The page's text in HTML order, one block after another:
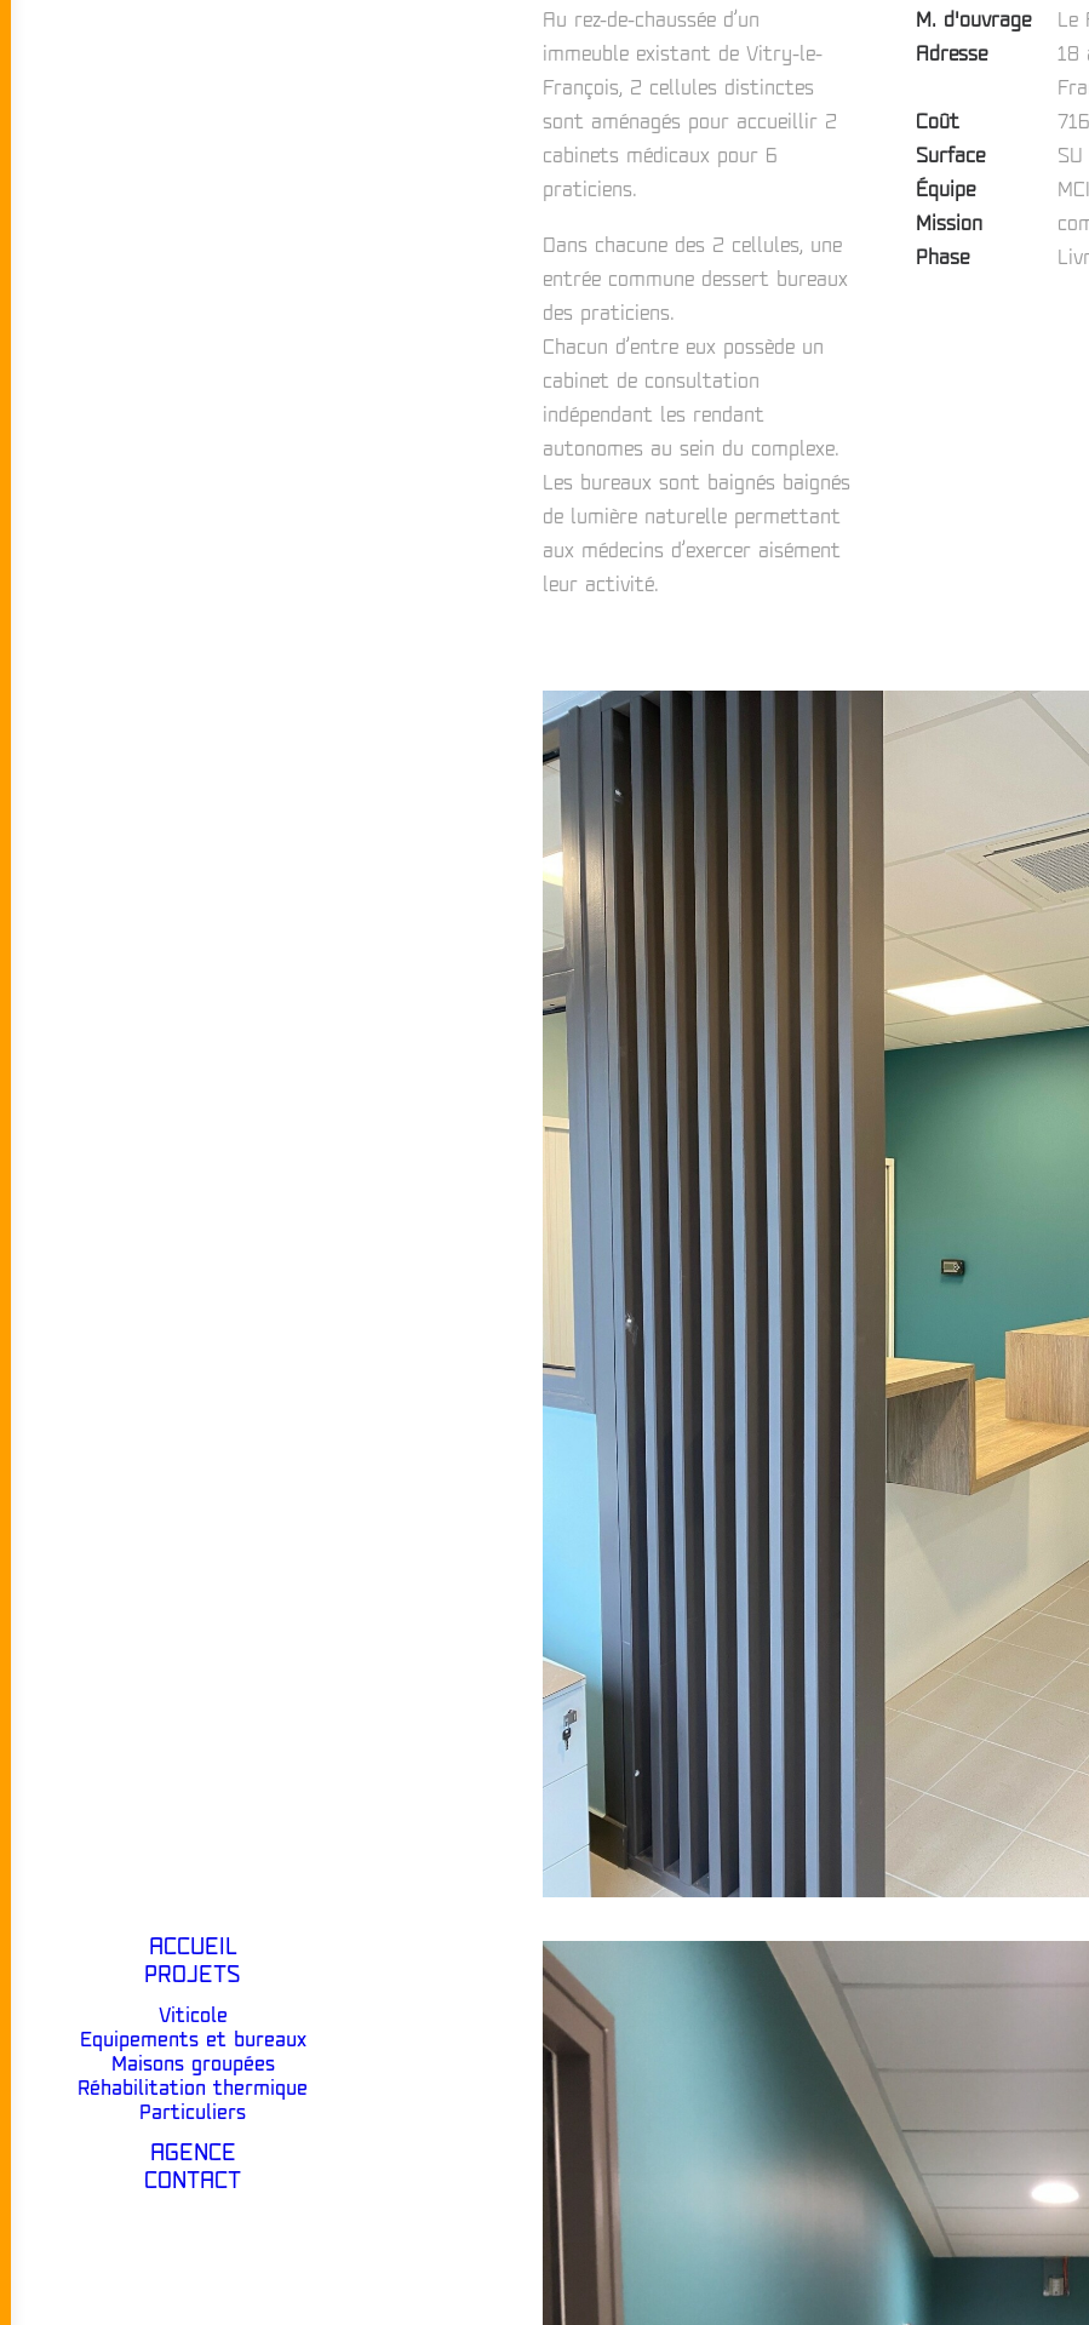
ACCUEIL
PROJETS
Viticole
Equipements et bureaux
Maisons groupées
Réhabilitation thermique
Particuliers
AGENCE
CONTACT
Au rez-de-chaussée d’un
immeuble existant de Vitry-le-
François, 2 cellules distinctes
sont aménagés pour accueillir 2
cabinets médicaux pour 6
praticiens.
Dans chacune des 2 cellules, une
entrée commune dessert bureaux
des praticiens.
Chacun d’entre eux possède un
cabinet de consultation
indépendant les rendant
autonomes au sein du complexe.
Les bureaux sont baignés baignés
de lumière naturelle permettant
aux médecins d’exercer aisément
leur activité.
M. d'ouvrage
Le
Adresse
18
Coût
Surface
Équipe
Mission
Phase